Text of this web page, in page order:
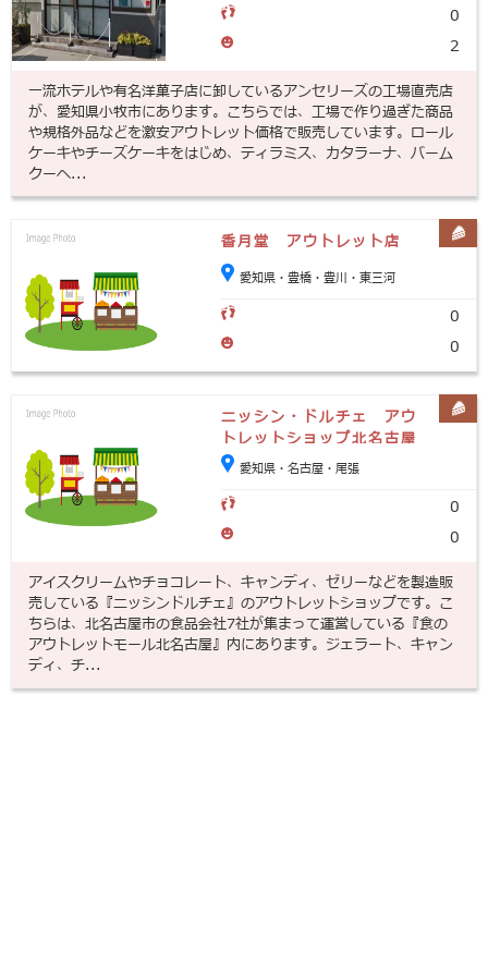
0
2
一流ホテルや有名洋菓子店に卸しているアンセリーズの工場直売店
が、愛知県小牧市にあります。こちらでは、工場で作り過ぎた商品
や規格外品などを激安アウトレット価格で販売しています。ロール
ケーキやチーズケーキをはじめ、ティラミス、カタラーナ、バーム
クーヘ...
香月堂 アウトレット店
愛知県・豊橋・豊川・東三河
0
0
ニッシン・ドルチェ アウ
トレットショップ北名古屋
愛知県・名古屋・尾張
0
0
アイスクリームやチョコレート、キャンディ、ゼリーなどを製造販
売している『ニッシンドルチェ』のアウトレットショップです。こ
ちらは、北名古屋市の食品会社7社が集まって運営している『食の
アウトレットモール北名古屋』内にあります。ジェラート、キャン
ディ、チ...